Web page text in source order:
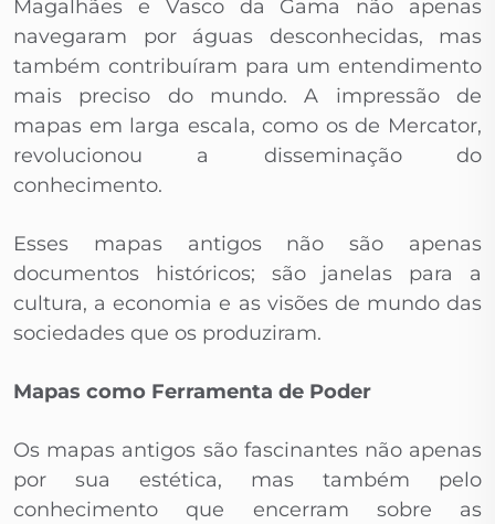
Magalhães e Vasco da Gama não apenas
navegaram por águas desconhecidas, mas
também contribuíram para um entendimento
mais preciso do mundo. A impressão de
mapas em larga escala, como os de Mercator,
revolucionou a disseminação do
conhecimento.
Esses mapas antigos não são apenas
documentos históricos; são janelas para a
cultura, a economia e as visões de mundo das
sociedades que os produziram.
Mapas como Ferramenta de Poder
Os mapas antigos são fascinantes não apenas
por sua estética, mas também pelo
conhecimento que encerram sobre as